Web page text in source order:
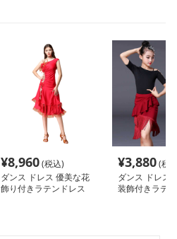
¥8,960(税込)
ダンス ドレス 優美な花
飾り付きラテンドレス
¥3,880(税
ダンス ドレス
装飾付きラテ